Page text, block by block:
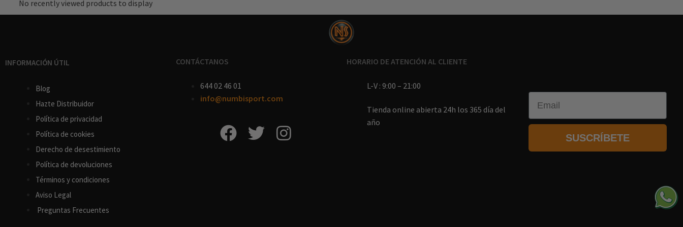
No recently viewed products to display
INFORMACIÓN ÚTIL
Blog
Hazte Distribuidor
Política de privacidad
Política de cookies
Derecho de desestimiento
Política de devoluciones
Términos y condiciones
Aviso Legal
Preguntas Frecuentes
CONTÁCTANOS
644 02 46 01
info@numbisport.com
HORARIO DE ATENCIÓN AL CLIENTE
L-V : 9:00 – 21:00
Tienda online abierta 24h los 365 día del
año
Email
SUSCRÍBETE